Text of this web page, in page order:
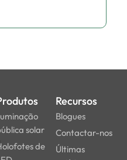
solar
de
Recursos
Blogues
Contactar-nos
Últimas